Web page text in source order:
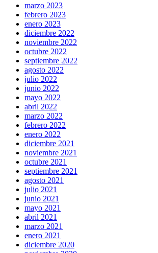
marzo 2023
febrero 2023
enero 2023
diciembre 2022
noviembre 2022
octubre 2022
septiembre 2022
agosto 2022
julio 2022
junio 2022
mayo 2022
abril 2022
marzo 2022
febrero 2022
enero 2022
diciembre 2021
noviembre 2021
octubre 2021
septiembre 2021
agosto 2021
julio 2021
junio 2021
mayo 2021
abril 2021
marzo 2021
enero 2021
diciembre 2020